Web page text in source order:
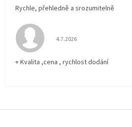
Rychle, přehledně a srozumitelně
Hodnocení obchodu je 5 z
4.7.2026
+ Kvalita ,cena , rychlost dodání